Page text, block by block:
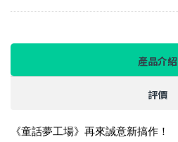
產品介紹
評價
《童話夢工場》再來誠意新搞作！